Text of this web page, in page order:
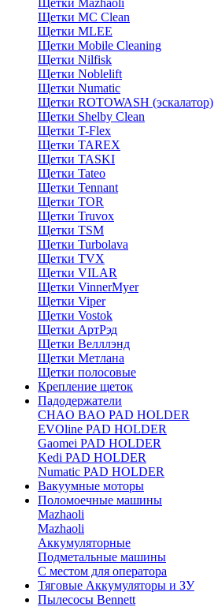
Щетки Mazhaoli
Щетки MC Clean
Щетки MLEE
Щетки Mobile Cleaning
Щетки Nilfisk
Щетки Noblelift
Щетки Numatic
Щетки ROTOWASH (эскалатор)
Щетки Shelby Clean
Щетки T-Flex
Щетки TAREX
Щетки TASKI
Щетки Tateo
Щетки Tennant
Щетки TOR
Щетки Truvox
Щетки TSM
Щетки Turbolava
Щетки TVX
Щетки VILAR
Щетки VinnerMyer
Щетки Viper
Щетки Vostok
Щетки АртРэд
Щетки Велллэнд
Щетки Метлана
Щетки полосовые
Крепление щеток
Падодержатели
CHAO BAO PAD HOLDER
EVOline PAD HOLDER
Gaomei PAD HOLDER
Kedi PAD HOLDER
Numatic PAD HOLDER
Вакуумные моторы
Поломоечные машины
Mazhaoli
Mazhaoli
Аккумуляторные
Подметальные машины
С местом для оператора
Тяговые Аккумуляторы и ЗУ
Пылесосы Bennett